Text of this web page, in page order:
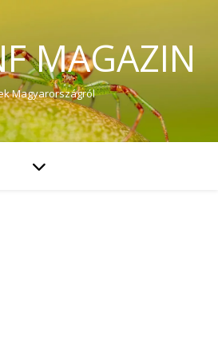
MAGAZIN
Magyarországról